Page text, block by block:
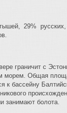
29%
граничит с
морем. Общая
к бассейну
занимают болота.